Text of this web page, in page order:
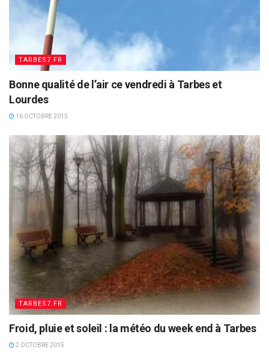
TARBES7.FR
Bonne qualité de l’air ce vendredi à Tarbes et
Lourdes
16 OCTOBRE 2015
TARBES7.FR
Froid, pluie et soleil : la météo du week end à Tarbes
2 OCTOBRE 2015